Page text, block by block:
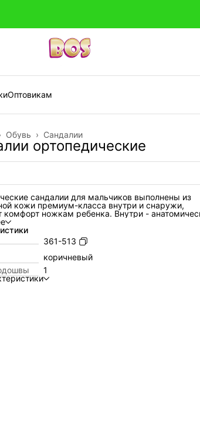
Оптовикам
Сандалии
Обувь ›
ортопедические
сандалии для мальчиков выполнены из
кожи премиум-класса внутри и снаружи,
комфорт ножкам ребенка. Внутри -
активным супинатором (подсводником). Жесткий
задник надежно фиксирует голеностоп, а
помогает регулировать полноту детской
наши сандалии подойдут на любой тип
эластичная и прочная подошва с каблуком
скользит и хорошо поглощает ударную нагрузку
что позволяет ребенку не уставать при
ортопедическая обувь для мальчиков и
361-513
коричневый
1